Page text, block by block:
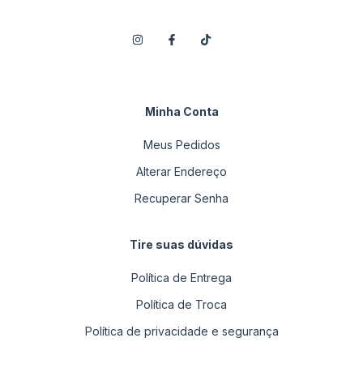
Minha Conta
Meus Pedidos
Alterar Endereço
Recuperar Senha
Tire suas dúvidas
Política de Entrega
Política de Troca
Política de privacidade e segurança